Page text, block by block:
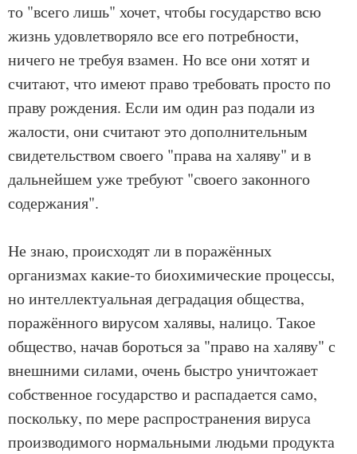
то "всего лишь" хочет, чтобы государство всю
жизнь удовлетворяло все его потребности,
ничего не требуя взамен. Но все они хотят и
считают, что имеют право требовать просто по
праву рождения. Если им один раз подали из
жалости, они считают это дополнительным
свидетельством своего "права на халяву" и в
дальнейшем уже требуют "своего законного
содержания".
Не знаю, происходят ли в поражённых
организмах какие-то биохимические процессы,
но интеллектуальная деградация общества,
поражённого вирусом халявы, налицо. Такое
общество, начав бороться за "право на халяву" с
внешними силами, очень быстро уничтожает
собственное государство и распадается само,
поскольку, по мере распространения вируса
производимого нормальными людьми продукта